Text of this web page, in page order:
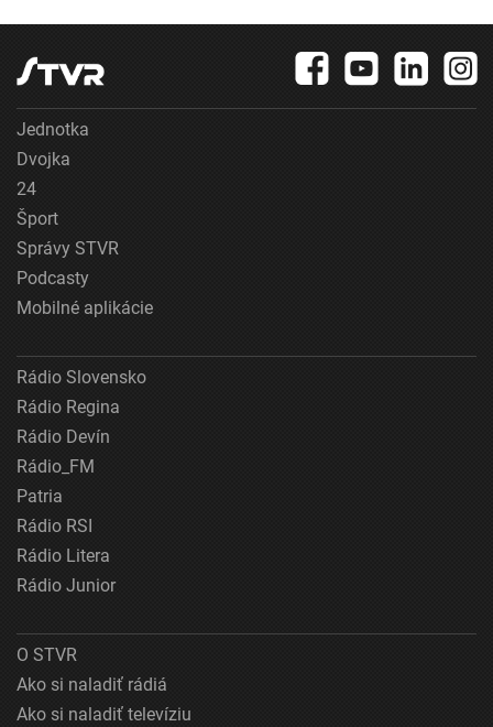
Jednotka
Dvojka
24
Šport
Správy STVR
Podcasty
Mobilné aplikácie
Rádio Slovensko
Rádio Regina
Rádio Devín
Rádio_FM
Patria
Rádio RSI
Rádio Litera
Rádio Junior
O STVR
Ako si naladiť rádiá
Ako si naladiť televíziu